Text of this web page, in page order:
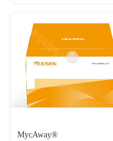
MycAway®